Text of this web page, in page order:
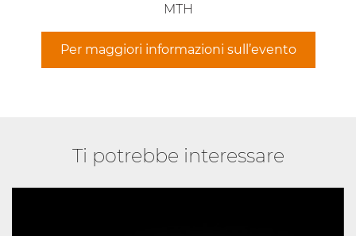
MTH
Per maggiori informazioni sull’evento
Ti potrebbe interessare